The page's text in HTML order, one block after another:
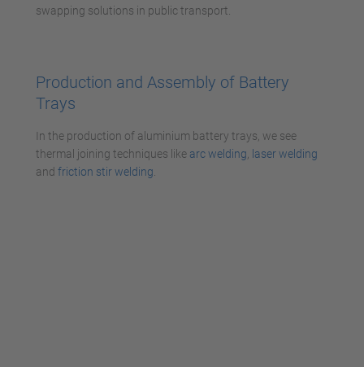
swapping solutions in public transport.
Production and Assembly of Battery
Trays
In the production of aluminium battery trays, we see
thermal joining techniques like arc welding laser welding
and friction stir welding